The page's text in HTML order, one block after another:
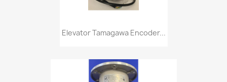
Elevator Tamagawa Encoder...